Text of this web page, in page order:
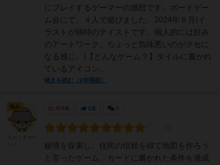
にプレイするゲーマーの感想です。ボードゲー
ム会にて、４人で遊びました。2024年８月(イ
ラストが独特のテイストです。個人的には好み
のアートワーク。ちょっと気味悪いのがクセに
なる感じ。)【どんなゲーム？】タイルに書かれ
ているアイコン...
続きを読む（2年弱前）
474名 1名
秘境を探索し、住民の信頼を得て地図を作ろう
と言ったゲーム。カードに書かれた条件を達成
仙人